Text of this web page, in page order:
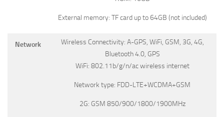
External memory: TF card up to 64GB (not included)
Network
Wireless Connectivity: A-GPS, WiFi, GSM, 3G, 4G,
Bluetooth 4.0, GPS
WiFi: 802.11b/g/n/ac wireless internet
Network type: FDD-LTE+WCDMA+GSM
2G: GSM 850/900/1800/1900MHz